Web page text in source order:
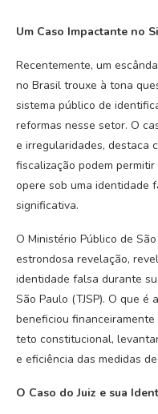
Um Caso Impactante no
Recentemente, um
no Brasil trouxe à tona
sistema público de
reformas nesse setor. O
e irregularidades, destaca
fiscalização podem
opere sob uma identidade
significativa.
O Ministério Público de
estrondosa revelação,
identidade falsa durante
São Paulo (TJSP). O que
beneficiou
teto constitucional,
e eficiência das medidas
O Caso do Juiz e sua